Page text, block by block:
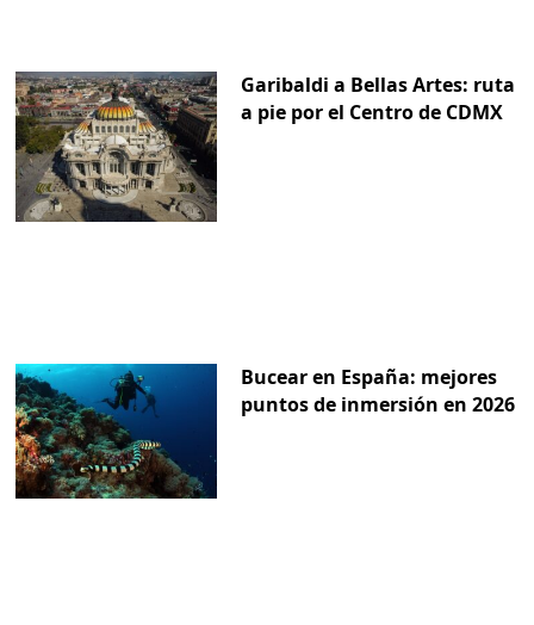
Garibaldi a Bellas Artes: ruta
a pie por el Centro de CDMX
Bucear en España: mejores
puntos de inmersión en 2026